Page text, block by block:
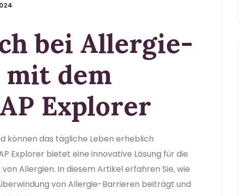
bei Allergie-
dem
Explorer
können das tägliche Leben erheblich
Explorer bietet eine innovative Lösung für die
Allergien. In diesem Artikel erfahren Sie, wie
von Allergie-Barrieren beiträgt und